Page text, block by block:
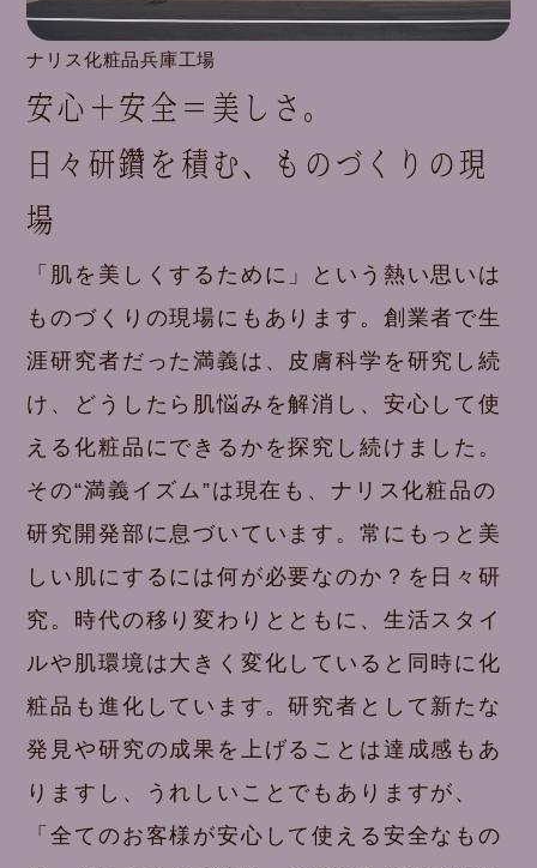
ナリス化粧品兵庫工場
安心＋安全＝美しさ。
日々研鑽を積む、ものづくりの現
場
「肌を美しくするために」という熱い思いは
ものづくりの現場にもあります。創業者で生
涯研究者だった満義は、皮膚科学を研究し続
け、どうしたら肌悩みを解消し、安心して使
える化粧品にできるかを探究し続けました。
その“満義イズム”は現在も、ナリス化粧品の
研究開発部に息づいています。常にもっと美
しい肌にするには何が必要なのか？を日々研
究。時代の移り変わりとともに、生活スタイ
ルや肌環境は大きく変化していると同時に化
粧品も進化しています。研究者として新たな
発見や研究の成果を上げることは達成感もあ
りますし、うれしいことでもありますが、
「全てのお客様が安心して使える安全なもの